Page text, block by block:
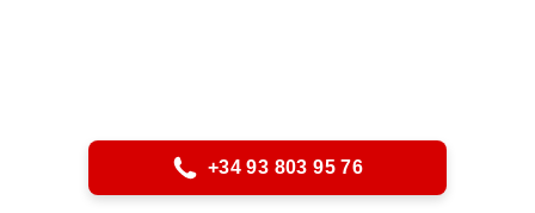
+34 93 803 95 76